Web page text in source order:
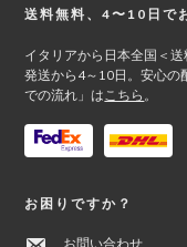
Footer
送料無料、4〜10日で
イタリアから日本全国＜
発送から4～10日。安心の
での流れ」は こちら 。
お困りですか？
お問い合わせ